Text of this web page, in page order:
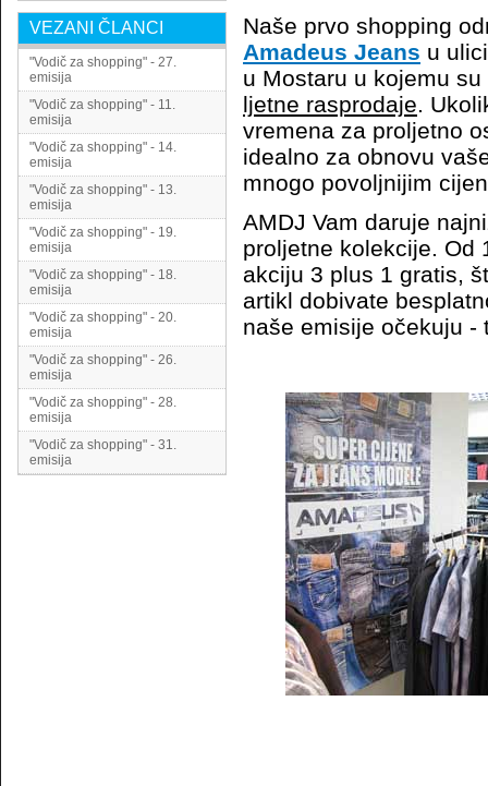
VEZANI ČLANCI
"Vodič za shopping" - 27.
emisija
"Vodič za shopping" - 11.
emisija
"Vodič za shopping" - 14.
emisija
"Vodič za shopping" - 13.
emisija
"Vodič za shopping" - 19.
emisija
"Vodič za shopping" - 18.
emisija
"Vodič za shopping" - 20.
emisija
"Vodič za shopping" - 26.
emisija
"Vodič za shopping" - 28.
emisija
"Vodič za shopping" - 31.
emisija
Naše prvo shopping
Amadeus Jeans u
u Mostaru u kojemu
ljetne rasprodaje.
vremena za proljetno
idealno za obnovu
mnogo povoljnijim
AMDJ Vam daruje
proljetne kolekcije. Od
akciju 3 plus 1 gratis,
artikl dobivate
naše emisije očekuju -